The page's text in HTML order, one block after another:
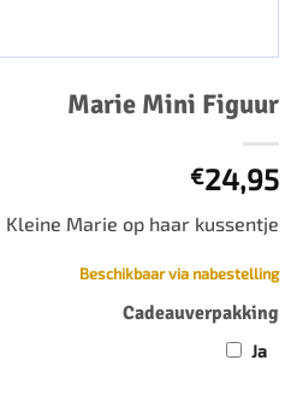
Marie Mini Figuur
€24,95
Kleine Marie op haar kussentje
Beschikbaar via nabestelling
Cadeauverpakking
Ja